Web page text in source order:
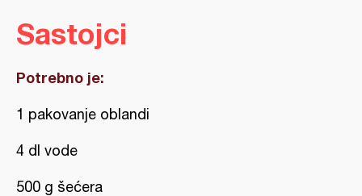
Sastojci
Potrebno je:
1 pakovanje oblandi
4 dl vode
500 g šećera